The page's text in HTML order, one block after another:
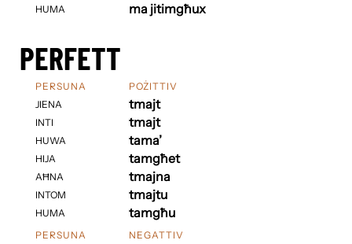
HUMA
ma jitimgħux
PERFETT
PERSUNA
JIENA
INTI
HUWA
HIJA
AĦNA
INTOM
HUMA
POŻITTIV
tmajt
tmajt
tama’
tamgħet
tmajna
tmajtu
tamgħu
PERSUNA
NEGATTIV